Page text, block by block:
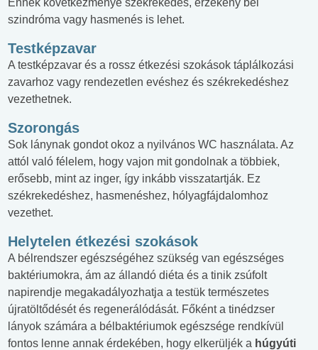
Ennek következménye székrekedés, érzékeny bél
szindróma vagy hasmenés is lehet.
Testképzavar
A testképzavar és a rossz étkezési szokások táplálkozási
zavarhoz vagy rendezetlen evéshez és székrekedéshez
vezethetnek.
Szorongás
Sok lánynak gondot okoz a nyilvános WC használata. Az
attól való félelem, hogy vajon mit gondolnak a többiek,
erősebb, mint az inger, így inkább visszatartják. Ez
székrekedéshez, hasmenéshez, hólyagfájdalomhoz
vezethet.
Helytelen étkezési szokások
A bélrendszer egészségéhez szükség van egészséges
baktériumokra, ám az állandó diéta és a tinik zsúfolt
napirendje megakadályozhatja a testük természetes
újratöltődését és regenerálódását. Főként a tinédzser
lányok számára a bélbaktériumok egészsége rendkívül
fontos lenne annak érdekében, hogy elkerüljék a húgyúti